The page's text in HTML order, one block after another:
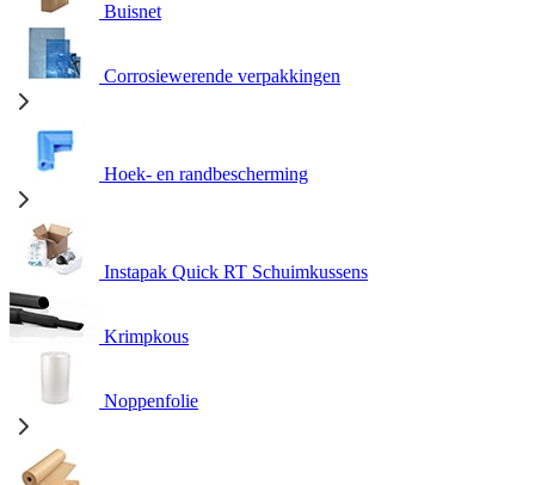
Buisnet
Corrosiewerende verpakkingen
Hoek- en randbescherming
Instapak Quick RT Schuimkussens
Krimpkous
Noppenfolie